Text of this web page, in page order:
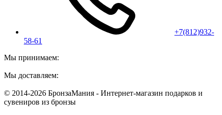
+7(812)932-
58-61
Мы принимаем:
Мы доставляем:
© 2014-2026 БронзаМания - Интернет-магазин подарков и
сувениров из бронзы